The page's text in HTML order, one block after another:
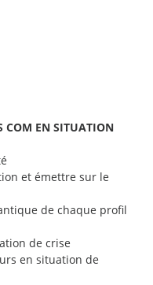
COM EN SITUATION
et émettre sur le
de chaque profil
de crise
en situation de